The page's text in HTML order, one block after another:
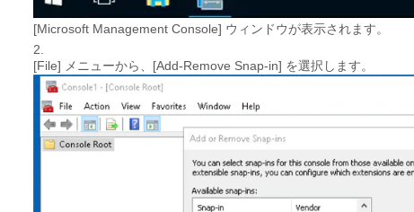
[Microsoft Management Console] ウィンドウが表示されます。
[File] メニューから、[Add-Remove Snap-in] を選択します。